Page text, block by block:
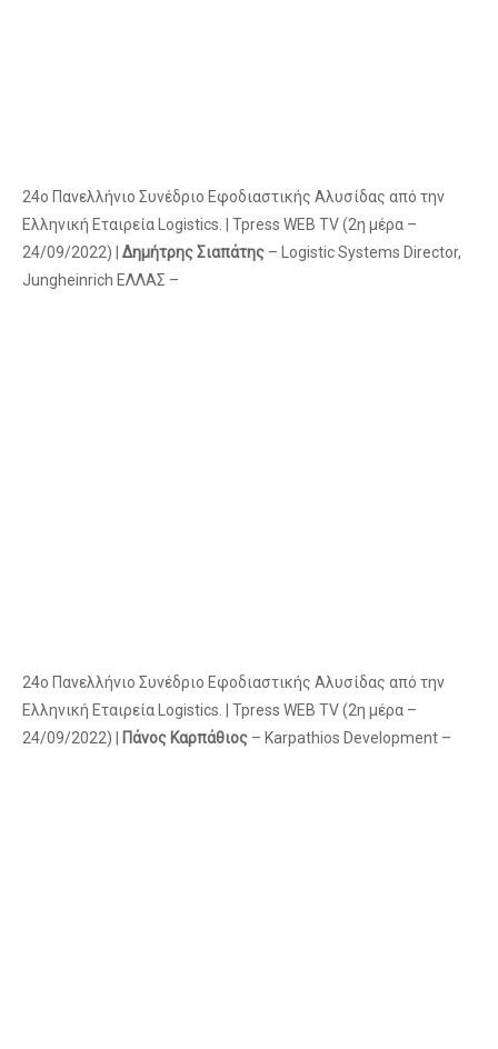
24ο Πανελλήνιο Συνέδριο Εφοδιαστικής Αλυσίδας από την
Ελληνική Εταιρεία Logistics. | Tpress WEB TV (2η μέρα –
24/09/2022) | Δημήτρης Σιαπάτης – Logistic Systems Director,
Jungheinrich ΕΛΛΑΣ –
24ο Πανελλήνιο Συνέδριο Εφοδιαστικής Αλυσίδας από την
Ελληνική Εταιρεία Logistics. | Tpress WEB TV (2η μέρα –
24/09/2022) |
Πάνος Καρπάθιος – Karpathios Development –